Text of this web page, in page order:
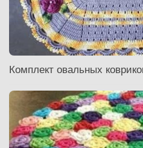
Комплект овальных